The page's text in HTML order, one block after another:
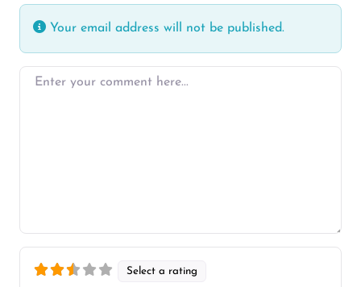
Your email address will not be published.
Enter your comment here…
Select a rating